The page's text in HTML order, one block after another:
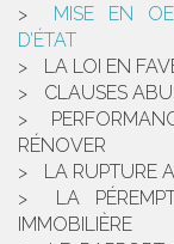
MISE EN
D’ÉTAT
LA LOI EN
CLAUSES
RÉNOVER
LA RUPTURE
LA
IMMOBILIÈRE